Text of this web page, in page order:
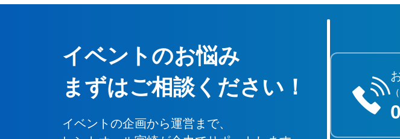
イベントのお悩み
まずはご相談ください！
イベントの企画から運営まで、